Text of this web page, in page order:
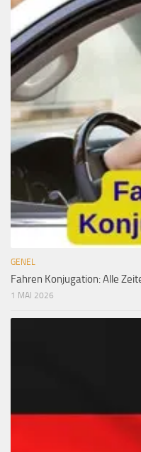
GENEL
Fahren Konjugation: Alle
1 MAI 2026